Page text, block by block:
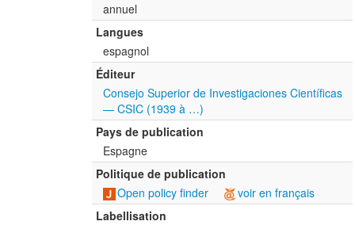
annuel
Langues
espagnol
Éditeur
Consejo Superior de Investigaciones Científicas
— CSIC (1939 à …)
Pays de publication
Espagne
Politique de publication
Open policy finder
voir en français
Labellisation